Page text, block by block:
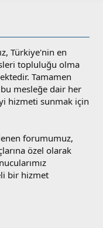
Türkiye'nin en
topluluğu olma
Tamamen
bu mesleğe dair her
hizmeti sunmak için
forumumuz,
özel olarak
bir hizmet